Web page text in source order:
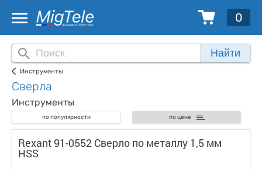
0
Найти
Инструменты
Сверла
Инструменты
по популярности по цене
Rexant 91-0552 Сверло по металлу 1,5 мм
HSS